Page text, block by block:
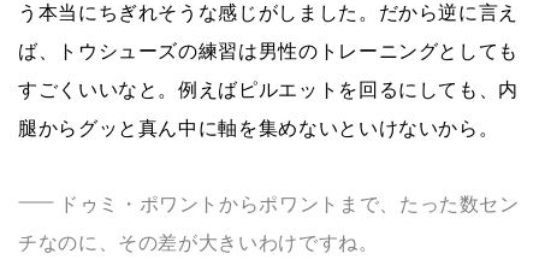
う本当にちぎれそうな感じがしました。だから逆に言え
ば、トウシューズの練習は男性のトレーニングとしても
すごくいいなと。例えばピルエットを回るにしても、内
腿からグッと真ん中に軸を集めないといけないから。
ドゥミ・ポワントからポワントまで、たった数セン
チなのに、その差が大きいわけですね。